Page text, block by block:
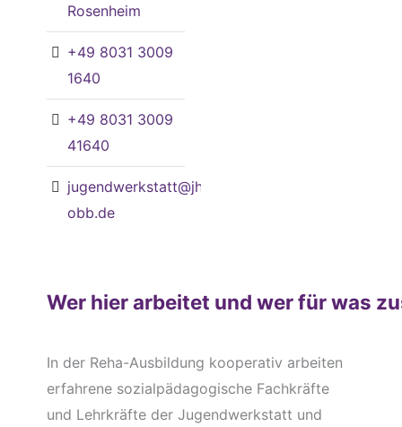
Rosenheim
+49 8031 3009
1640
+49 8031 3009
41640
jugendwerkstatt@jh-
obb.de
Wer hier arbeitet und wer für was
In der Reha-Ausbildung kooperativ arbeiten
erfahrene sozialpädagogische Fachkräfte
und Lehrkräfte der Jugendwerkstatt und